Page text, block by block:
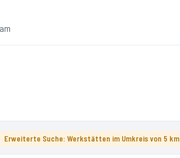
Erweiterte Suche: Werkstätten im Umkreis von 5 km